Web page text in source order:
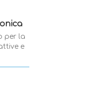
per la
e